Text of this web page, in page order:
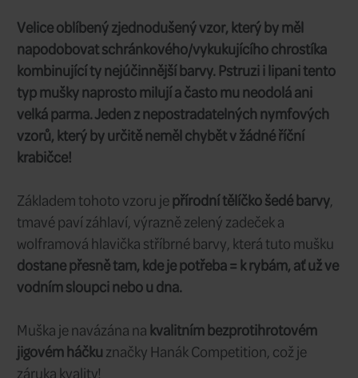
Kód: CZN_JGSCS_12
Velikost: 12
Cena/ks: 49 CZK
Dodání: ihned
Velice oblíbený zjednodušený vzor,